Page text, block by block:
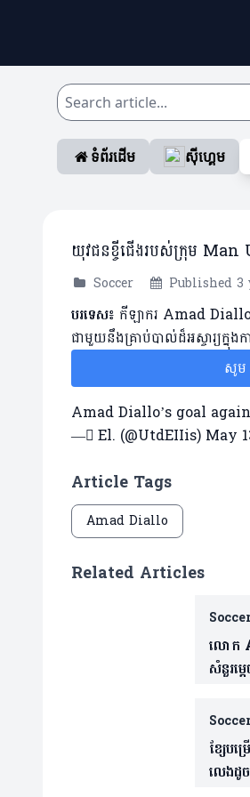
ទំព័រដើម ស៊ីហ្គេម
យុវជនខ្ចីជើងរបស់ក្រុម Man
Soccer Published 3
បរទេស៖ កីឡាករ Amad Diallo
ជាមួយនឹងគ្រាប់បាល់ដ៏អស្ចារ្យក្
សូម
Amad Diallo’s goal
— ًEl. (@UtdEIIis) May
Article Tags
Amad Diallo
Related Articles
លោក
សំនួរម្
ខ្សែប
លេងដូ